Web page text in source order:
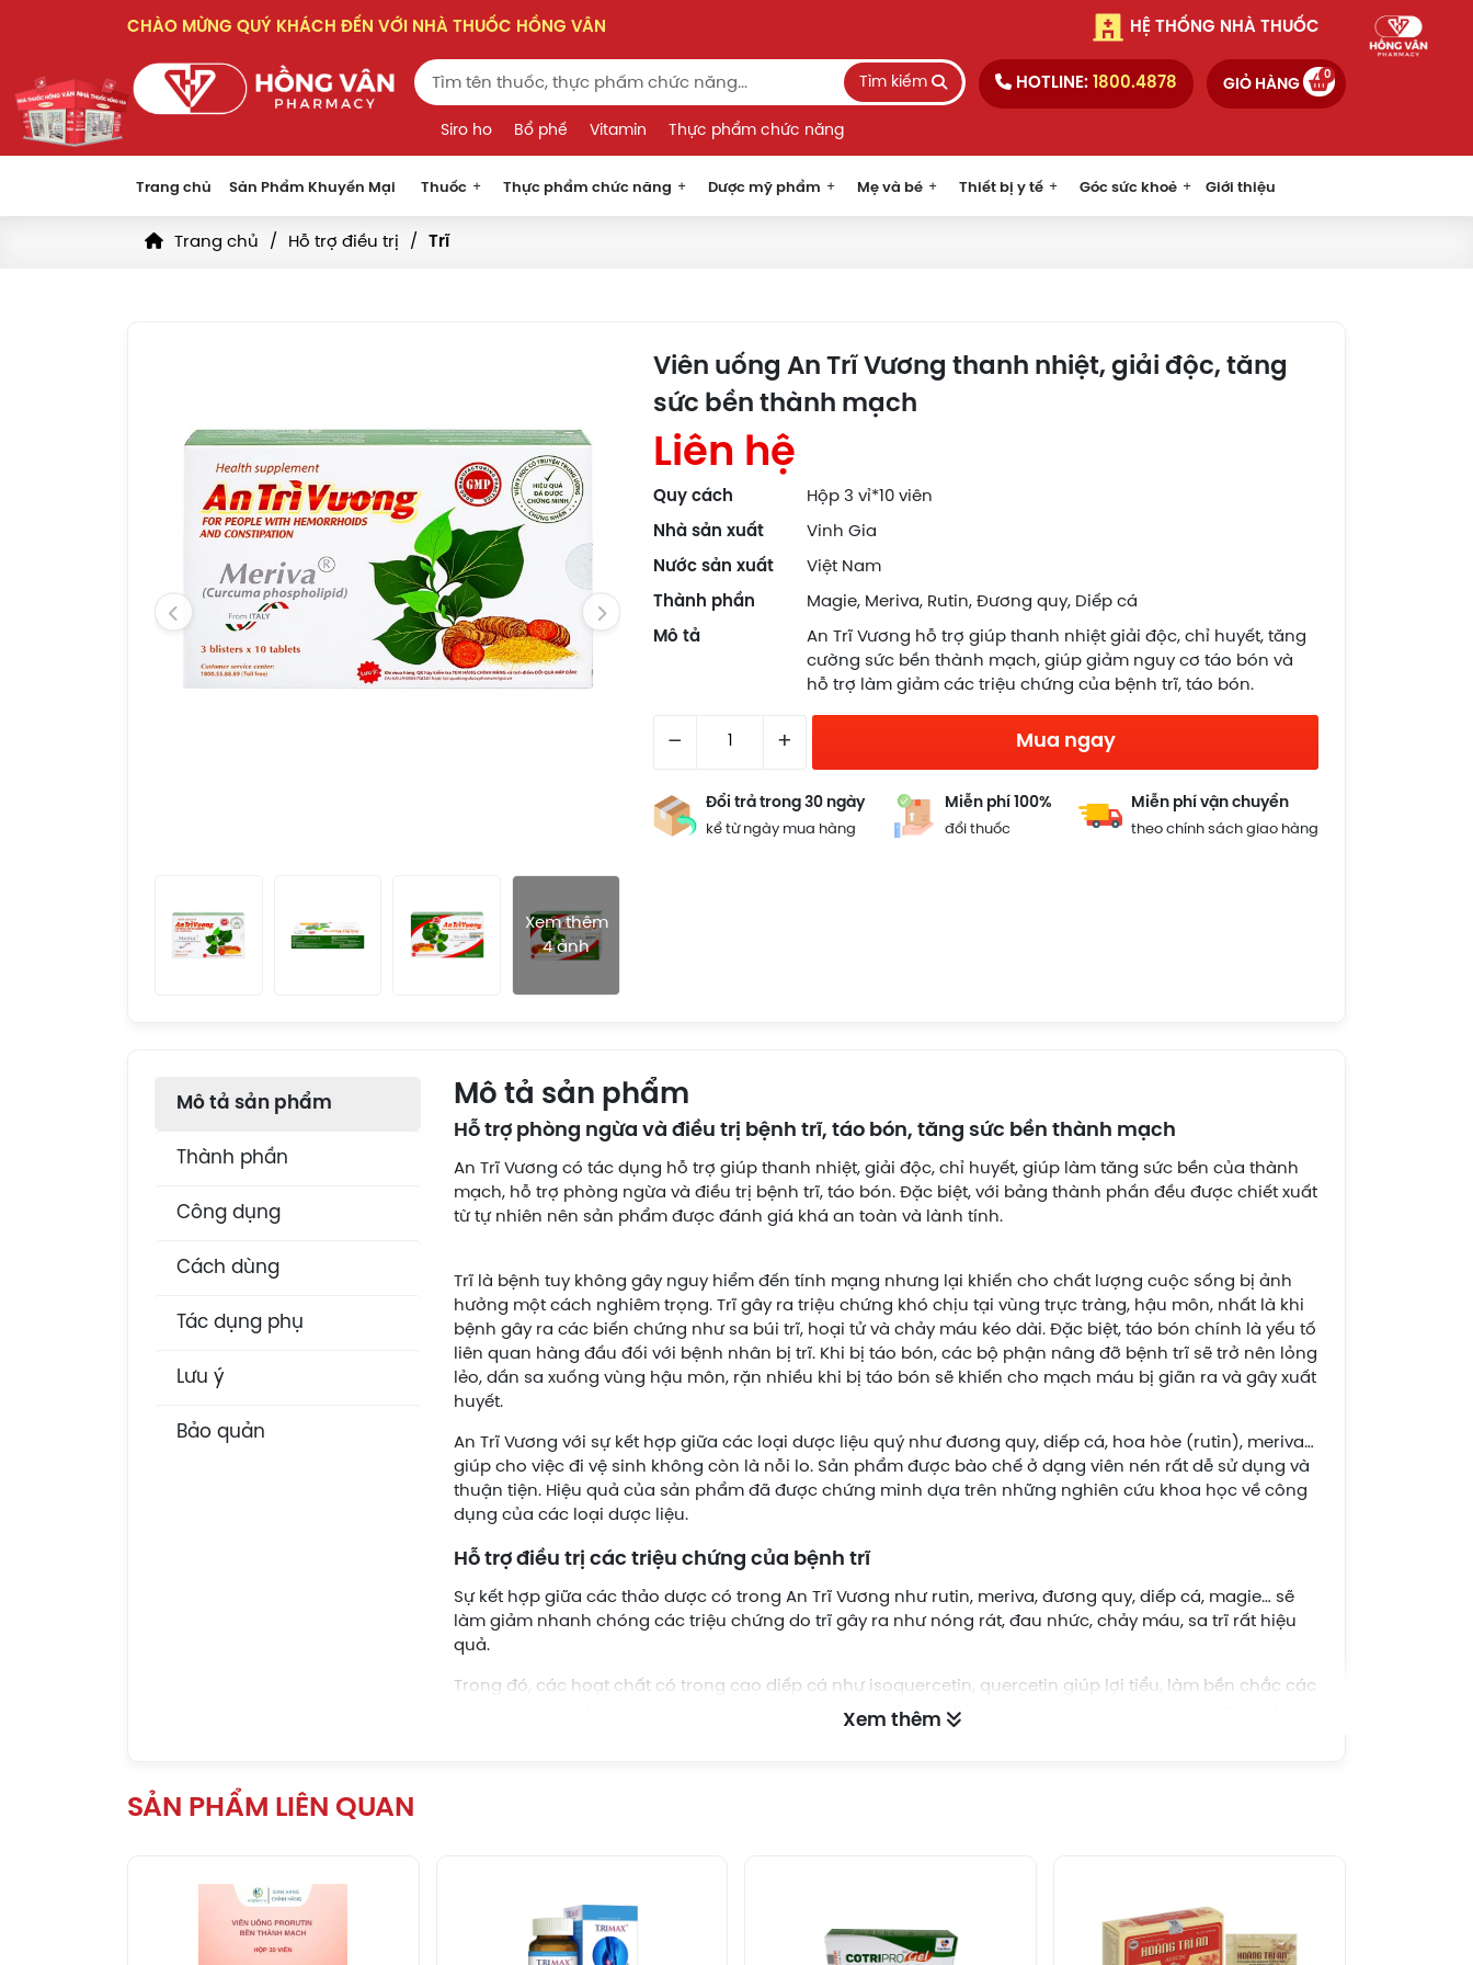
CHÀO MỪNG QUÝ KHÁCH ĐẾN VỚI NHÀ THUỐC HỒNG VÂN HỆ THỐNG NHÀ THUỐC
Tìm kiếm
Siro ho Bổ phế Vitamin Thực phẩm chức năng
HOTLINE: 1800.4878 GIỎ HÀNG
0
Trang chủ Sản Phẩm Khuyến Mại Thuốc Thực phẩm chức năng Dược mỹ phẩm Mẹ và bé Thiết bị y tế Góc sức khoẻ Giới thiệu
Trang chủ Hỗ trợ điều trị Trĩ
Xem thêm
4 ảnh
Viên uống An Trĩ Vương thanh nhiệt, giải độc, tăng
sức bền thành mạch
Liên hệ
Quy cách
Hộp 3 vỉ*10 viên
Nhà sản xuất
Vinh Gia
Nước sản xuất
Việt Nam
Thành phần
Magie, Meriva, Rutin, Đương quy, Diếp cá
Mô tả
An Trĩ Vương hỗ trợ giúp thanh nhiệt giải độc, chỉ huyết, tăng
cường sức bền thành mạch, giúp giảm nguy cơ táo bón và
hỗ trợ làm giảm các triệu chứng của bệnh trĩ, táo bón.
– + Mua ngay
Đổi trả trong 30 ngày
kể từ ngày mua hàng
Miễn phí 100%
đổi thuốc
Miễn phí vận chuyển
theo chính sách giao hàng
Mô tả sản phẩm
Thành phần
Công dụng
Cách dùng
Tác dụng phụ
Lưu ý
Bảo quản
Mô tả sản phẩm
Hỗ trợ phòng ngừa và điều trị bệnh trĩ, táo bón, tăng sức bền thành mạch
An Trĩ Vương có tác dụng hỗ trợ giúp thanh nhiệt, giải độc, chỉ huyết, giúp làm tăng sức bền của thành
mạch, hỗ trợ phòng ngừa và điều trị bệnh trĩ, táo bón. Đặc biệt, với bảng thành phần đều được chiết xuất
từ tự nhiên nên sản phẩm được đánh giá khá an toàn và lành tính.
Trĩ là bệnh tuy không gây nguy hiểm đến tính mạng nhưng lại khiến cho chất lượng cuộc sống bị ảnh
hưởng một cách nghiêm trọng. Trĩ gây ra triệu chứng khó chịu tại vùng trực tràng, hậu môn, nhất là khi
bệnh gây ra các biến chứng như sa búi trĩ, hoại tử và chảy máu kéo dài. Đặc biệt, táo bón chính là yếu tố
liên quan hàng đầu đối với bệnh nhân bị trĩ. Khi bị táo bón, các bộ phận nâng đỡ bệnh trĩ sẽ trở nên lỏng
lẻo, dần sa xuống vùng hậu môn, rặn nhiều khi bị táo bón sẽ khiến cho mạch máu bị giãn ra và gây xuất
huyết.
An Trĩ Vương với sự kết hợp giữa các loại dược liệu quý như đương quy, diếp cá, hoa hòe (rutin), meriva…
giúp cho việc đi vệ sinh không còn là nỗi lo. Sản phẩm được bào chế ở dạng viên nén rất dễ sử dụng và
thuận tiện. Hiệu quả của sản phẩm đã được chứng minh dựa trên những nghiên cứu khoa học về công
dụng của các loại dược liệu.
Hỗ trợ điều trị các triệu chứng của bệnh trĩ
Sự kết hợp giữa các thảo dược có trong An Trĩ Vương như rutin, meriva, đương quy, diếp cá, magie… sẽ
làm giảm nhanh chóng các triệu chứng do trĩ gây ra như nóng rát, đau nhức, chảy máu, sa trĩ rất hiệu
quả.
Trong đó, các hoạt chất có trong cao diếp cá như isoquercetin, quercetin giúp lợi tiểu, làm bền chắc các
mao mạch. Hoạt chất decanonyl acetaldehyde giúp kháng khuẩn, kháng viêm mạnh, cải thiện các triệu
Ngoài khả năng làm thuyên giảm các triệu chứng bệnh trĩ, An Trĩ Vương còn giúp người bệnh giảm
nhuận tràng và phòng ngừa táo bón hiệu quả nhờ vào hoạt chất có trong các thành phần như rutin,
Xem thêm
SẢN PHẨM LIÊN QUAN